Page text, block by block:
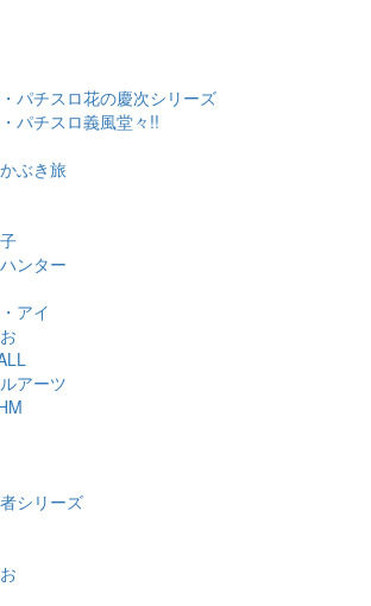
パチスロ花の慶次シリーズ
パチスロ義風堂々!!
ぶき旅
ンター
アイ
アーツ
シリーズ